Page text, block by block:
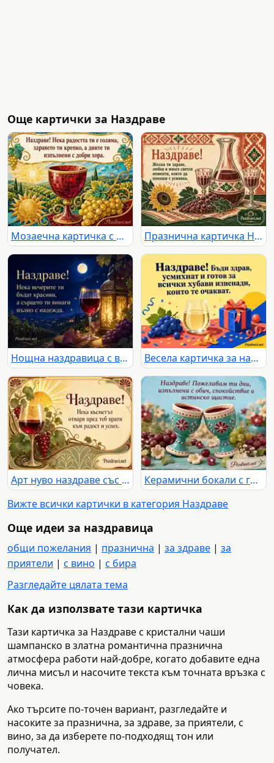
Още картички за Наздраве
Мозаечна картичка с рубинен бокал, грозде и пожелание за наздраве Празнична картичка Наздраве с вино, грозде, слънчоглед и пожелание за здраве
Нощна наздравица с вино, фенер и пожелание за красиви вечери Весела картичка за наздраве с пенлива напитка, грозде и подарък
Арт нуво наздраве със златно слънце, вино и пожелание за късмет
Керамични бокали с грозде и цветя за наздраве
Вижте всички картички в категория Наздраве
Още идеи за наздравица
общи пожелания | празнична | за здраве | за
приятели | с вино | с бира
Разгледайте цялата тема
Как да използвате тази картичка
Тази картичка за Наздраве с кристални чаши
шампанско в златна романтична празнична
атмосфера работи най-добре, когато добавите една
лична мисъл и насочите текста към точната връзка с
човека.
Ако търсите по-точен вариант, разгледайте и
насоките за празнична, за здраве, за приятели, с
вино, за да изберете по-подходящ тон или
получател.